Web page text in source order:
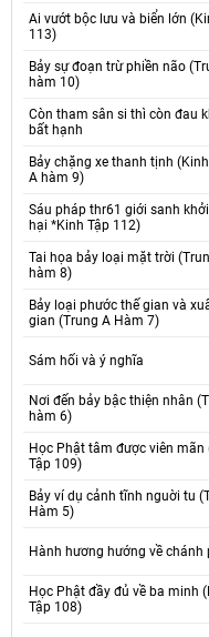
Ai vướt bộc lưu và biển lớn
113)
Bảy sự đoạn trừ phiền não
hàm 10)
Còn tham sân si thì còn đau
bất hạnh
Bảy chặng xe thanh tịnh
A hàm 9)
Sáu pháp thr61 giới sanh
hại *Kinh Tập 112)
Tai họa bảy loại mặt trời
hàm 8)
Bảy loại phước thế gian và
gian (Trung A Hàm 7)
Sám hối và ý nghĩa
Nơi đến bảy bậc thiện nhân
hàm 6)
Học Phật tâm được viên mãn
Tập 109)
Bảy ví dụ cảnh tĩnh nguời tu
Hàm 5)
Hành hương hướng về chánh
Học Phật đầy đủ về ba minh
Tập 108)